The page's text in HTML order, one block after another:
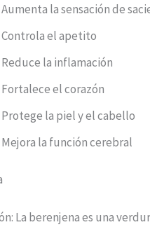
Aumenta la sensación de
Controla el apetito
Reduce la inflamación
Fortalece el corazón
Protege la piel y el cabello
Mejora la función cerebral
La berenjena es una